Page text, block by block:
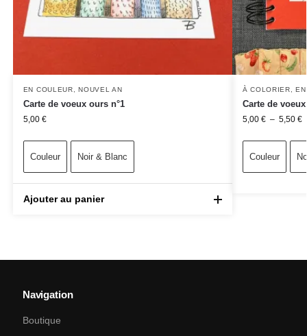
EN COULEUR ,NOUVEL AN
Carte de voeux ours n°1
5,00 €
Couleur Noir & Blanc
Ajouter au panier
À COLORIER ,
Carte de
5,00 € – 5,50 €
Couleur
Navigation
Boutique